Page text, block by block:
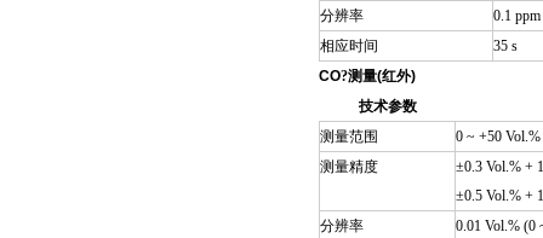
分辨率
0.1
相应时间
35 s
CO?测量(红外)
技术参数
测量范围
0 ~ +50 Vol.%
测量精度
±0.3 Vol.% +
±0.5 Vol.% +
分辨率
0.01 Vol.% (0